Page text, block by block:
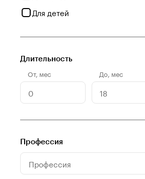
Для детей
Длительность
От, мес До, мес
Профессия